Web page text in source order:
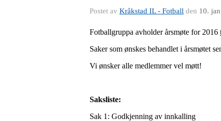
Postet av Kråkstad IL - Fotball den 10.
Fotballgruppa avholder årsmøte for 2016
Saker som ønskes behandlet i årsmøtet
Vi ønsker alle medlemmer vel møtt!
Saksliste:
Sak 1: Godkjenning av innkalling